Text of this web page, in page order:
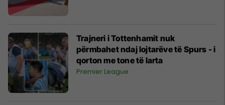
Trajneri i Tottenhamit nuk
përmbahet ndaj lojtarëve të Spurs - i
qorton me tone të larta
Premier League